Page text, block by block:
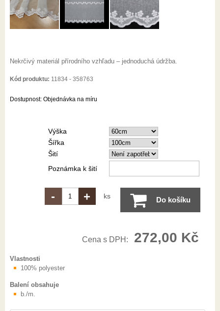
Nekrčivý materiál přírodního vzhľadu – jednoduchá údržba.
Kód produktu: 11834 - 358763
Dostupnost: Objednávka na míru
Výška
Šířka
Šití
Poznámka k šití
- + ks Do košíku
Cena s DPH: 272,00 Kč
Vlastnosti
100% polyester
Balení obsahuje
b./m.